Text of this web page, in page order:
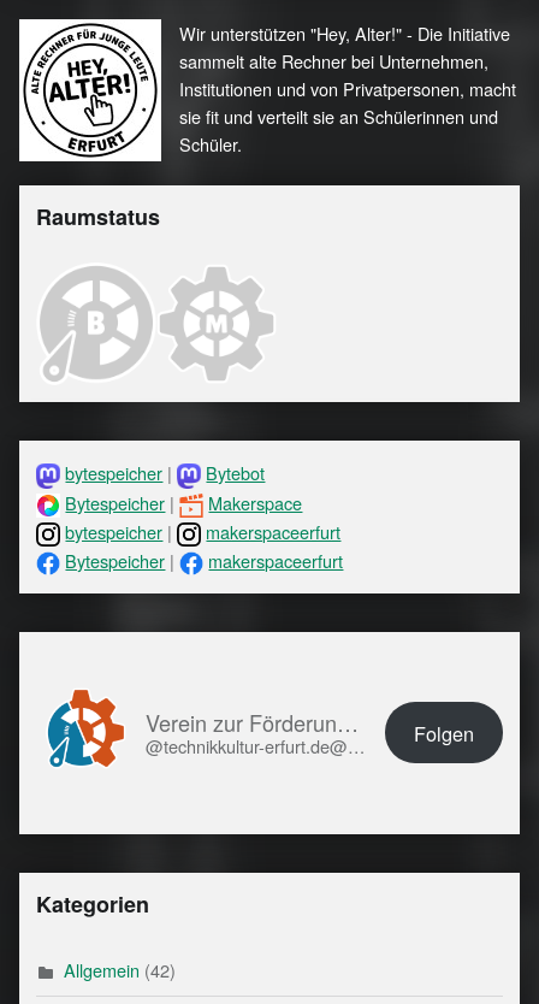
Wir unterstützen "Hey, Alter!" - Die Initiative
sammelt alte Rechner bei Unternehmen,
Institutionen und von Privatpersonen, macht
sie fit und verteilt sie an Schülerinnen und
Schüler.
Raumstatus
bytespeicher |
Bytebot
Bytespeicher |
Makerspace
bytespeicher |
makerspaceerfurt
Bytespeicher | makerspaceerfurt
Verein zur Förderung von Technikkultur in Erfurt e.V.
@technikkultur-erfurt.de@technikkultur-erfurt.de Folgen
Kategorien
Allgemein (42)